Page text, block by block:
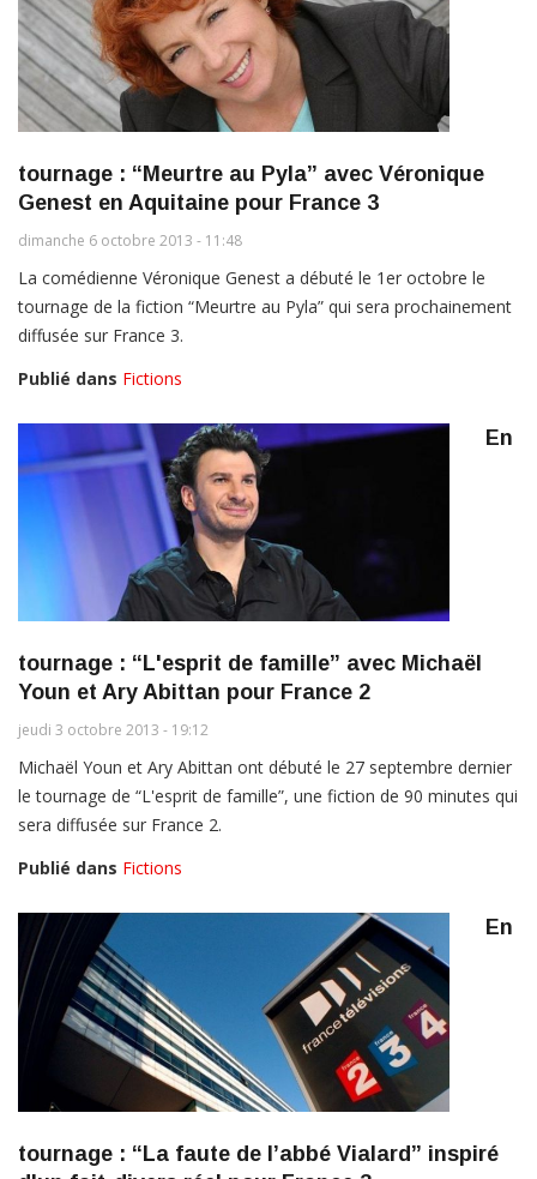
tournage : “Meurtre au Pyla” avec Véronique
Genest en Aquitaine pour France 3
dimanche 6 octobre 2013 - 11:48
La comédienne Véronique Genest a débuté le 1er octobre le
tournage de la fiction “Meurtre au Pyla” qui sera prochainement
diffusée sur France 3.
Publié dans Fictions
En
tournage : “L'esprit de famille” avec Michaël
Youn et Ary Abittan pour France 2
jeudi 3 octobre 2013 - 19:12
Michaël Youn et Ary Abittan ont débuté le 27 septembre dernier
le tournage de “L'esprit de famille”, une fiction de 90 minutes qui
sera diffusée sur France 2.
Publié dans Fictions
En
tournage : “La faute de l’abbé Vialard” inspiré